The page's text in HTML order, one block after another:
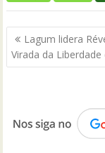
Navegação
de
Post
Lagum lidera
Virada da Liberdade